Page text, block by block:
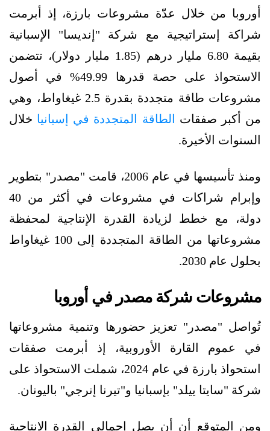
أوروبا من خلال عدّة مشروعات بارزة، إذ أبرمت
شراكة إستراتيجية مع شركة "إنديسا" الإسبانية
بقيمة 6.80 مليار درهم (1.85 مليار دولار)، تتضمن
الاستحواذ على حصة قدرها 49.99% في أصول
مشروعات طاقة متجددة بقدرة 2.5 غيغاواط، وهي
من أكبر صفقات
الطاقة المتجددة في إسبانيا خلال
السنوات الأخيرة.
ومنذ تأسيسها في عام 2006، قامت "مصدر" بتطوير
وإبرام شراكات في مشروعات في أكثر من 40
دولة، مع خطط لزيادة القدرة الإنتاجية لمحفظة
مشروعاتها من الطاقة المتجددة إلى 100 غيغاواط
بحلول عام 2030.
مشروعات شركة مصدر في أوروبا
تُواصل "مصدر" تعزيز حضورها وتنمية مشروعاتها
في عموم القارة الأوروبية، إذ أبرمت صفقات
استحواذ بارزة في عام 2024، شملت الاستحواذ على
شركة "سايتا ييلد" بإسبانيا و"تيرنا إنرجي" باليونان.
ومن المتوقع أن أن يصل إجمالي القدرة الإنتاجية